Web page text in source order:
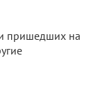
пришедших на